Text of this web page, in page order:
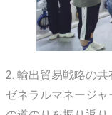
2. 輸出貿易戦略の共
ゼネラルマネージ